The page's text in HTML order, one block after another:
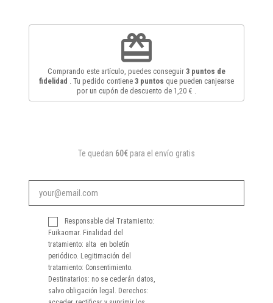
redeem
Comprando este artículo, puedes conseguir 3 puntos de
fidelidad
. Tu pedido contiene 3 puntos que pueden canjearse
por un cupón de descuento de 1,20 €
Te quedan 60€ para el envío gratis
Responsable del Tratamiento:
Fuikaomar. Finalidad del
tratamiento: alta en boletín
periódico. Legitimación del
tratamiento: Consentimiento.
Destinatarios: no se cederán datos,
salvo obligación legal. Derechos: